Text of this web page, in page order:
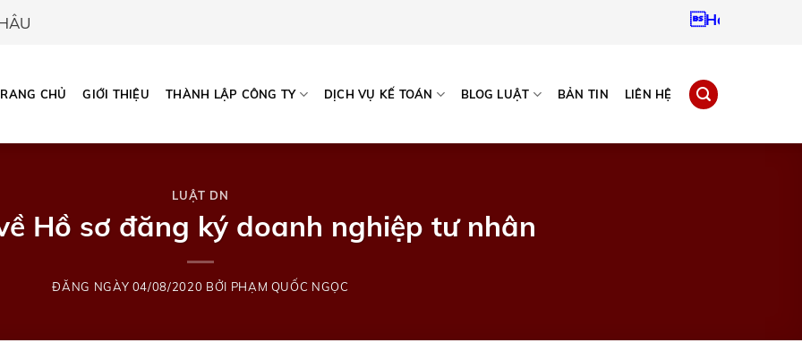
Hotline:
CHỦ GIỚI THIỆU THÀNH LẬP CÔNG TY DỊCH VỤ KẾ TOÁN BLOG LUẬT BẢN TIN LIÊN HỆ
LUẬT DN
Hồ sơ đăng ký doanh nghiệp tư nhân
ĐĂNG NGÀY 04/08/2020 BỞI PHẠM QUỐC NGỌC